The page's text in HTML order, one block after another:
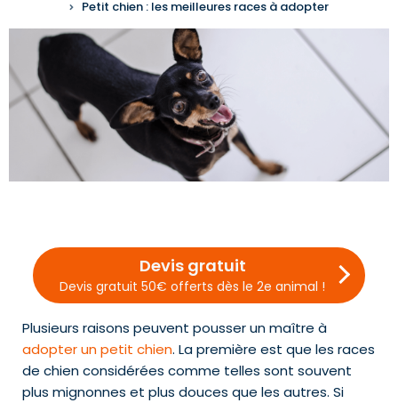
Petit chien : les meilleures races à adopter
Devis gratuit
Devis gratuit 50€ offerts dès le 2e animal !
Plusieurs raisons peuvent pousser un maître à
adopter un petit chien. La première est que les races
de chien considérées comme telles sont souvent
plus mignonnes et plus douces que les autres. Si